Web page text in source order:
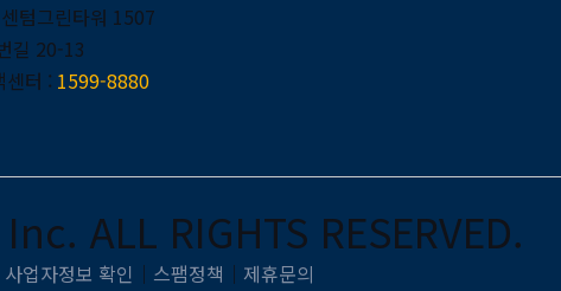
텀그린타워 1507
길 20-13
터 : 1599-8880
ALL RIGHTS RESERVED.
사업자정보 확인 ｜ 스팸정책 ｜ 제휴문의